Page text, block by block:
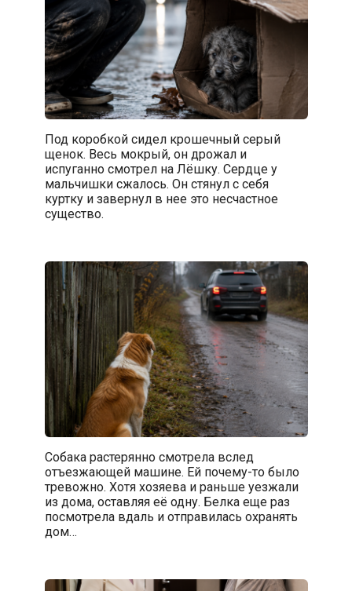
Под коробкой сидел крошечный серый
щенок. Весь мокрый, он дрожал и
испуганно смотрел на Лёшку. Сердце у
мальчишки сжалось. Он стянул с себя
куртку и завернул в нее это несчастное
существо.
Собака растерянно смотрела вслед
отъезжающей машине. Ей почему-то было
тревожно. Хотя хозяева и раньше уезжали
из дома, оставляя её одну. Белка еще раз
посмотрела вдаль и отправилась охранять
дом…